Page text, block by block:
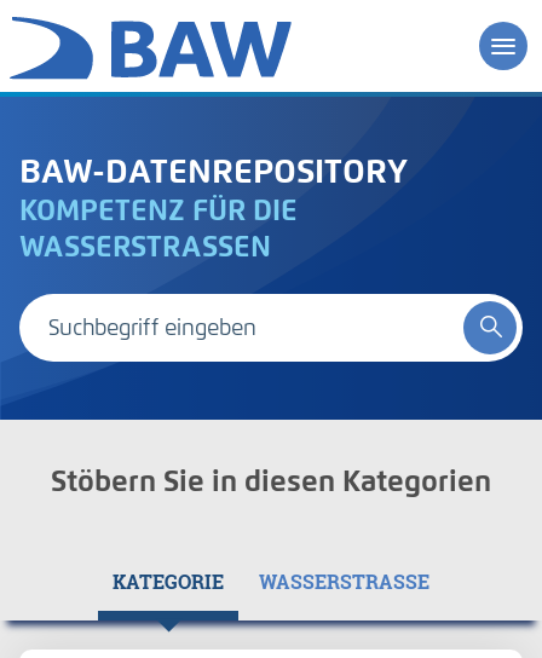
BAW-DATENREPOSITORY
KOMPETENZ FÜR DIE
WASSERSTRASSEN
Stöbern Sie in diesen Kategorien
KATEGORIE WASSERSTRASSE